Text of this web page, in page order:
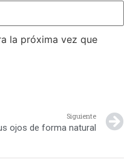
la próxima vez que
Siguiente
ojos de forma natural